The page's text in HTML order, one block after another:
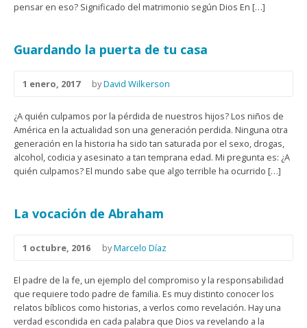
pensar en eso? Significado del matrimonio según Dios En […]
Guardando la puerta de tu casa
1 enero, 2017 byDavid Wilkerson
¿A quién culpamos por la pérdida de nuestros hijos? Los niños de
América en la actualidad son una generación perdida. Ninguna otra
generación en la historia ha sido tan saturada por el sexo, drogas,
alcohol, codicia y asesinato a tan temprana edad. Mi pregunta es: ¿A
quién culpamos? El mundo sabe que algo terrible ha ocurrido […]
La vocación de Abraham
1 octubre, 2016 byMarcelo Díaz
El padre de la fe, un ejemplo del compromiso y la responsabilidad
que requiere todo padre de familia. Es muy distinto conocer los
relatos bíblicos como historias, a verlos como revelación. Hay una
verdad escondida en cada palabra que Dios va revelando a la